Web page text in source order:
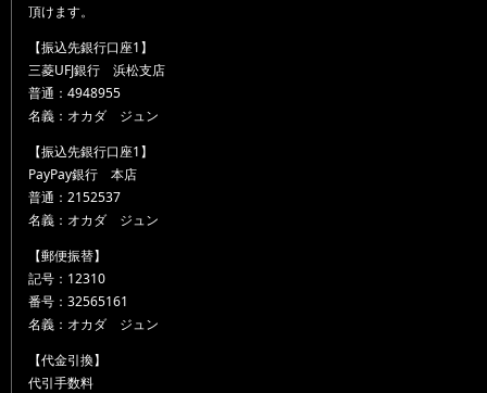
頂けます。
【振込先銀行口座1】
三菱UFJ銀行 浜松支店
普通：4948955
名義：オカダ ジュン
【振込先銀行口座1】
PayPay銀行 本店
普通：2152537
名義：オカダ ジュン
【郵便振替】
記号：12310
番号：32565161
名義：オカダ ジュン
【代金引換】
代引手数料